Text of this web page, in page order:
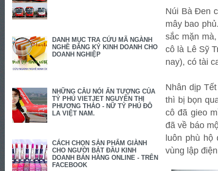
DANH MỤC TRA CỨU MÃ NGÀNH
NGHỀ ĐĂNG KÝ KINH DOANH CHO
DOANH NGHIỆP
NHỮNG CÂU NÓI ẤN TƯỢNG CỦA
TỶ PHÚ VIETJET NGUYỄN THỊ
PHƯƠNG THẢO - NỮ TỶ PHÚ ĐÔ
LA VIỆT NAM.
CÁCH CHỌN SẢN PHẨM GIÀNH
CHO NGƯỜI BẮT ĐẦU KINH
DOANH BÁN HÀNG ONLINE - TRÊN
FACEBOOK
Núi Bà Đen
mây bao
sắc mặn
cô là Lê Sỹ
nay), có tài
Nhân dịp
thì bị bọn
cô đã gieo
đã về báo
luôn phù hộ
vùng lập